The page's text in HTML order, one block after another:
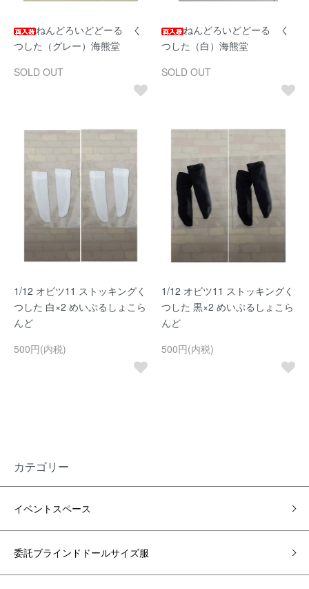
ねんどろいどどーる く
つした（グレー）海熊堂
SOLD OUT
ねんどろいどどーる く
つした（白）海熊堂
SOLD OUT
1/12 オビツ11 ストッキングく
つした 白×2 めいぷるしょこら
んど
500円(内税)
1/12 オビツ11 ストッキングく
つした 黒×2 めいぷるしょこら
んど
500円(内税)
カテゴリー
イベントスペース
委託ブラインドドールサイズ服